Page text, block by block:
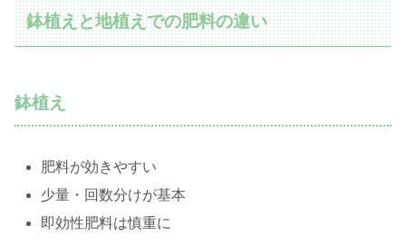
鉢植えと地植えでの肥料の違い
鉢植え
肥料が効きやすい
少量・回数分けが基本
即効性肥料は慎重に